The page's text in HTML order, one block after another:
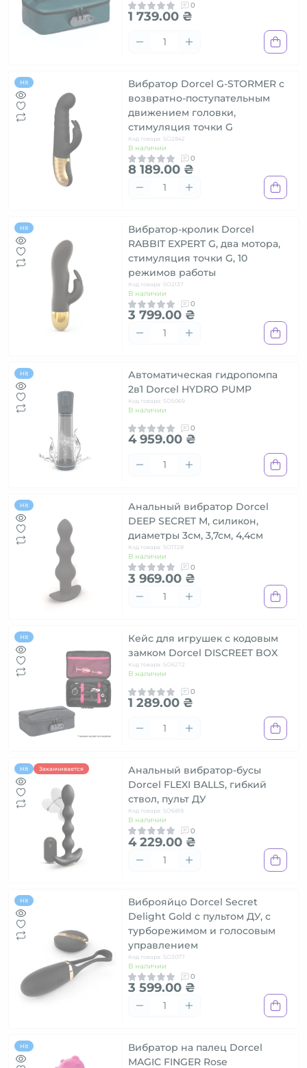
0
1 739.00 ₴
Hit
Вибратор Dorcel G-STORMER с
возвратно-поступательным
движением головки,
стимуляция точки G
Код товара: SO2842
В наличии
0
8 189.00 ₴
Hit
Вибратор-кролик Dorcel
RABBIT EXPERT G, два мотора,
стимуляция точки G, 10
режимов работы
Код товара: SO2137
В наличии
0
3 799.00 ₴
Hit
Автоматическая гидропомпа
2в1 Dorcel HYDRO PUMP
Код товара: SO5069
В наличии
0
4 959.00 ₴
Hit
Анальный вибратор Dorcel
DEEP SECRET M, силикон,
диаметры 3см, 3,7см, 4,4см
Код товара: SO1728
В наличии
0
3 969.00 ₴
Hit
Кейс для игрушек с кодовым
замком Dorcel DISCREET BOX
Код товара: SO6272
В наличии
0
1 289.00 ₴
Hit Заканчивается
Анальный вибратор-бусы
Dorcel FLEXI BALLS, гибкий
ствол, пульт ДУ
Код товара: SO6818
В наличии
0
4 229.00 ₴
Hit
Виброяйцо Dorcel Secret
Delight Gold с пультом ДУ, с
турборежимом и голосовым
управлением
Код товара: SO3077
В наличии
0
3 599.00 ₴
Hit
Вибратор на палец Dorcel
MAGIC FINGER Rose